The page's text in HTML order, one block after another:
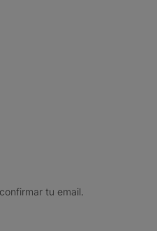
tu email.